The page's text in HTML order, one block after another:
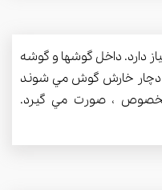
دارد. داخل گوشها و گوشه
دچار خارش گوش مي شوند
، صورت مي گيرد.